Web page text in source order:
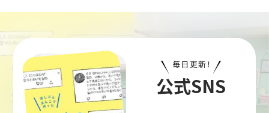
毎日更新！
公式SNS